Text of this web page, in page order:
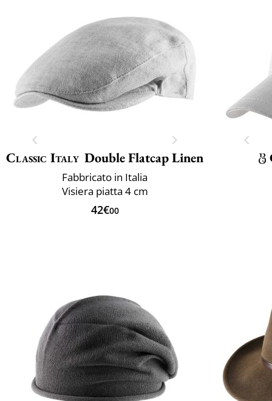
Classic Italy Double Flatcap Linen
Fabbricato in Italia
Visiera piatta 4 cm
42€00